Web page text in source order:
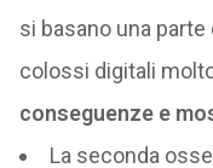
si basano una
colossi digitali
conseguenze e
La seconda